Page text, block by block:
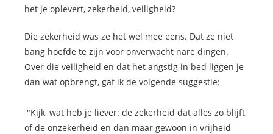
het je oplevert, zekerheid, veiligheid?
Die zekerheid was ze het wel mee eens. Dat ze niet
bang hoefde te zijn voor onverwacht nare dingen.
Over die veiligheid en dat het angstig in bed liggen je
dan wat opbrengt, gaf ik de volgende suggestie:
"Kijk, wat heb je liever: de zekerheid dat alles zo blijft,
of de onzekerheid en dan maar gewoon in vrijheid